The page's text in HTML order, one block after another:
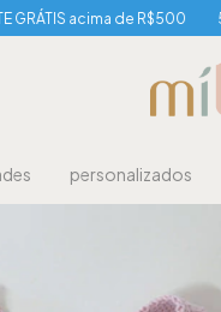
de R$500 5% no Pix
personalizados